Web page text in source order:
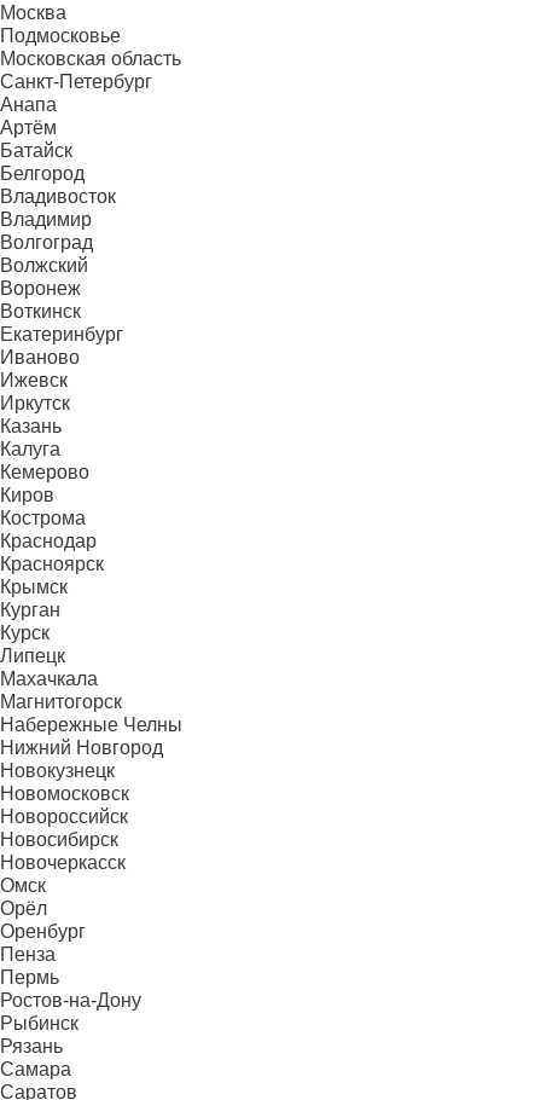
Москва
Подмосковье
Московская область
Санкт-Петербург
Анапа
Артём
Батайск
Белгород
Владивосток
Владимир
Волгоград
Волжский
Воронеж
Воткинск
Екатеринбург
Иваново
Ижевск
Иркутск
Казань
Калуга
Кемерово
Киров
Кострома
Краснодар
Красноярск
Крымск
Курган
Курск
Липецк
Махачкала
Магнитогорск
Набережные Челны
Нижний Новгород
Новокузнецк
Новомосковск
Новороссийск
Новосибирск
Новочеркасск
Омск
Орёл
Оренбург
Пенза
Пермь
Ростов-на-Дону
Рыбинск
Рязань
Самара
Саратов